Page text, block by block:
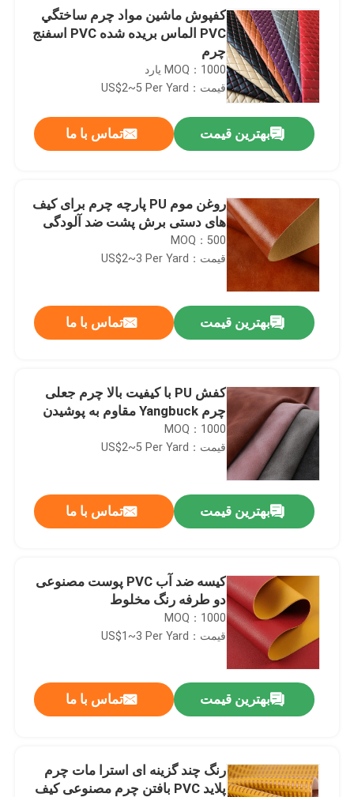
کفپوش ماشين مواد چرم ساختگي
PVC الماس بريده شده PVC اسفنج
چرم
MOQ：1000 یارد
قیمت：US$2~5 Per Yard
بهترین قیمت تماس با ما
روغن موم PU پارچه چرم برای کیف
های دستی برش پشت ضد آلودگی
MOQ：500
قیمت：US$2~3 Per Yard
بهترین قیمت تماس با ما
کفش PU با کیفیت بالا چرم جعلی
چرم Yangbuck مقاوم به پوشیدن
MOQ：1000
قیمت：US$2~5 Per Yard
بهترین قیمت تماس با ما
کیسه ضد آب PVC پوست مصنوعی
دو طرفه رنگ مخلوط
MOQ：1000
قیمت：US$1~3 Per Yard
بهترین قیمت تماس با ما
رنگ چند گزینه ای استرا مات چرم
پلاید PVC بافتن چرم مصنوعی کیف